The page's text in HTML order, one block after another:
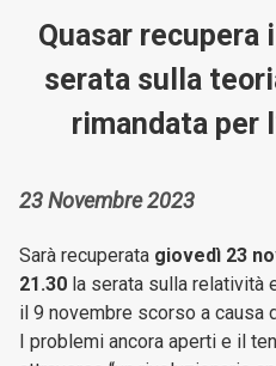
Quasar recupera
serata sulla
rimandata per
23 Novembre 2023
Sarà recuperata giovedì 23
21.30 la serata sulla relatività
il 9 novembre scorso a causa
I problemi ancora aperti e il